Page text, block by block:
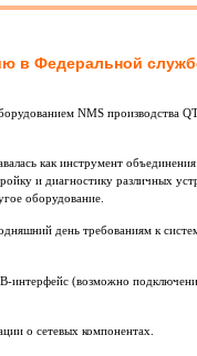
в Федеральной
NMS производства
как инструмент
и диагностику различных
оборудование.
день требованиям к
интерфейс (возможно
о сетевых компонентах.